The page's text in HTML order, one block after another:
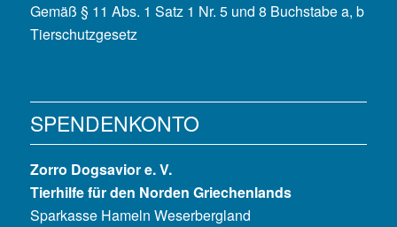
Gemäß § 11 Abs. 1 Satz 1 Nr. 5 und 8 Buchstabe a, b
Tierschutzgesetz
SPENDENKONTO
Zorro Dogsavior e. V.
Tierhilfe für den Norden Griechenlands
Sparkasse Hameln Weserbergland